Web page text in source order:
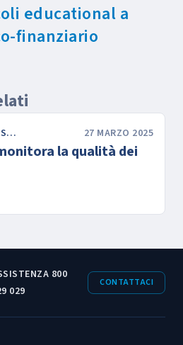
educational a
finanziario
CORPORATE CREDIT RISK & FINANCE 27 MARZO 2025
la qualità dei
800
029
CONTATTACI